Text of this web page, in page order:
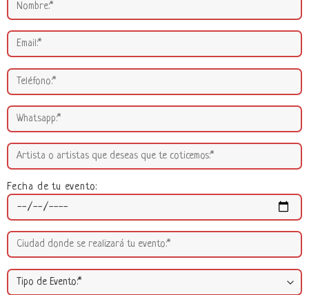
Fecha de tu evento: